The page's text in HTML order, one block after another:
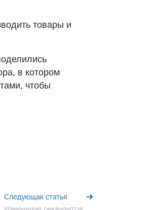
товары и
в котором
чтобы
Следующая статья